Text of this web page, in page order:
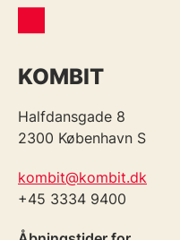
KOMBIT
Halfdansgade 8
2300 København S
kombit@kombit.dk
+45 3334 9400